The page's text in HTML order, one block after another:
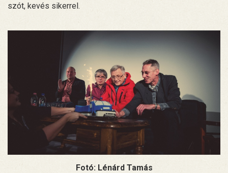
szót, kevés sikerrel.
Fotó: Lénárd Tamás